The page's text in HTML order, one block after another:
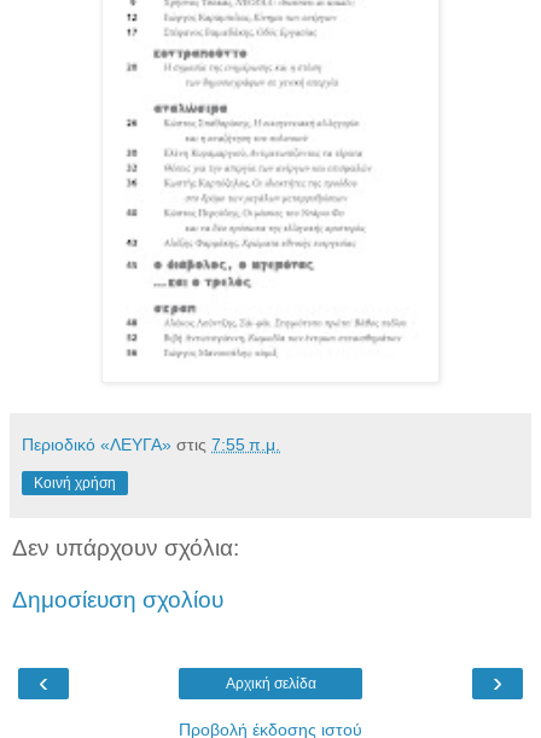
Περιοδικό «ΛΕΥΓΑ» στις 7:55 π.μ.
Κοινή χρήση
Δεν υπάρχουν σχόλια:
Δημοσίευση σχολίου
‹ ›
Αρχική σελίδα
Προβολή έκδοσης ιστού